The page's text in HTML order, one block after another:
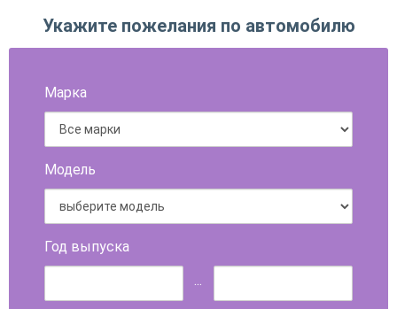
Укажите пожелания по автомобилю
Марка
Модель
Год выпуска
...